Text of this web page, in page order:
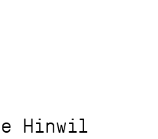
Hinwil